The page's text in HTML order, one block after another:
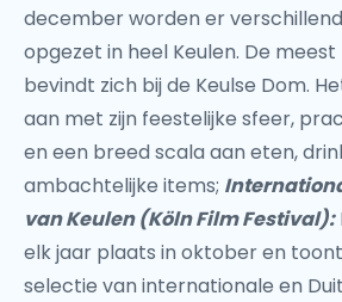
december worden er
opgezet in heel Keulen. De
bevindt zich bij de Keulse Dom.
aan met zijn feestelijke sfeer,
en een breed scala aan eten,
ambachtelijke items;
van Keulen (Köln Film Festival):
elk jaar plaats in oktober en
selectie van internationale en